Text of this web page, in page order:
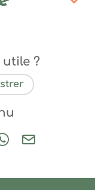
?
Facebook
sur X / Twitter
Partager sur
Partager par